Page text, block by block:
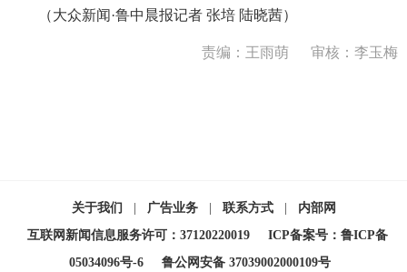
（大众新闻·鲁中晨报记者 张培 陆晓茜）
责编：王雨萌 审核：李玉梅
关于我们 | 广告业务 | 联系方式 |
内部网
互联网新闻信息服务许可：37120220019
ICP备案号：鲁ICP备
05034096号-6
鲁公网安备 37039002000109号